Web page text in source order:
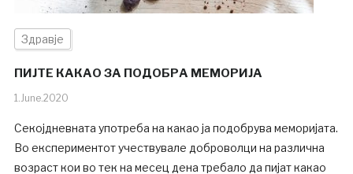
Здравје
ПИЈТЕ КАКАО ЗА ПОДОБРА МЕМОРИЈА
1.June.2020
Секојдневната употреба на какао ја подобрува меморијата.
Во експериментот учествувале доброволци на различна
возраст кои во тек на месец дена требало да пијат какао